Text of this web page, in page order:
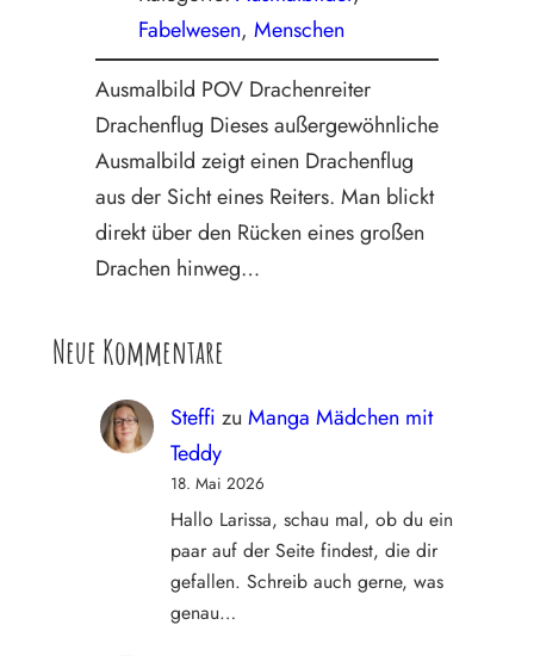
Fabelwesen, Menschen
Ausmalbild POV Drachenreiter
Drachenflug Dieses außergewöhnliche
Ausmalbild zeigt einen Drachenflug
aus der Sicht eines Reiters. Man blickt
direkt über den Rücken eines großen
Drachen hinweg…
Neue Kommentare
Steffi zu Manga Mädchen mit
Teddy
18. Mai 2026
Hallo Larissa, schau mal, ob du ein
paar auf der Seite findest, die dir
gefallen. Schreib auch gerne, was
genau…